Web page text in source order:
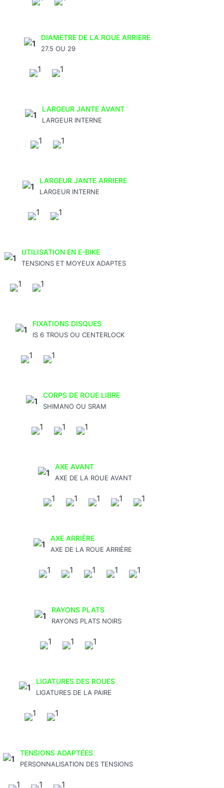
DIAMETRE DE LA ROUE ARRIERE
27.5 OU 29
LARGEUR JANTE AVANT
LARGEUR INTERNE
LARGEUR JANTE ARRIERE
LARGEUR INTERNE
UTILISATION EN E-BIKE
TENSIONS ET MOYEUX ADAPTES
FIXATIONS DISQUES
IS 6 TROUS OU CENTERLOCK
CORPS DE ROUE LIBRE
SHIMANO OU SRAM
AXE AVANT
AXE DE LA ROUE AVANT
AXE ARRIÈRE
AXE DE LA ROUE ARRIÈRE
RAYONS PLATS
RAYONS PLATS NOIRS
LIGATURES DES ROUES
LIGATURES DE LA PAIRE
TENSIONS ADAPTÉES
PERSONNALISATION DES TENSIONS